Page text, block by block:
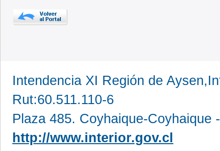
Intendencia XI Región de
Rut:60.511.110-6
Plaza 485. Coyhaique-Coyhaique
http://www.interior.gov.cl